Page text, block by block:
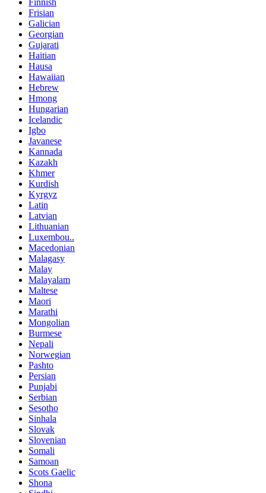
Finnish
Frisian
Galician
Georgian
Gujarati
Haitian
Hausa
Hawaiian
Hebrew
Hmong
Hungarian
Icelandic
Igbo
Javanese
Kannada
Kazakh
Khmer
Kurdish
Kyrgyz
Latin
Latvian
Lithuanian
Luxembou..
Macedonian
Malagasy
Malay
Malayalam
Maltese
Maori
Marathi
Mongolian
Burmese
Nepali
Norwegian
Pashto
Persian
Punjabi
Serbian
Sesotho
Sinhala
Slovak
Slovenian
Somali
Samoan
Scots Gaelic
Shona